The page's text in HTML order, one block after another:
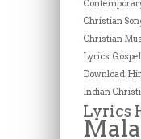
Christian
Christian
Lyrics
Download
Indian
Lyrics